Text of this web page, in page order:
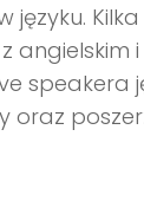
języku.
angielskim
speakera
oraz